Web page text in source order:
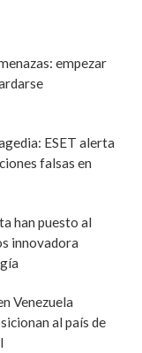
empezar
ESET alerta
falsas en
han puesto al
innovadora
Venezuela
al país de